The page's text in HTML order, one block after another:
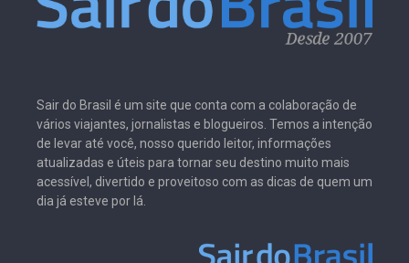
Sair do Brasil é um site que conta com a colaboração de
vários viajantes, jornalistas e blogueiros. Temos a intenção
de levar até você, nosso querido leitor, informações
atualizadas e úteis para tornar seu destino muito mais
acessível, divertido e proveitoso com as dicas de quem um
dia já esteve por lá.